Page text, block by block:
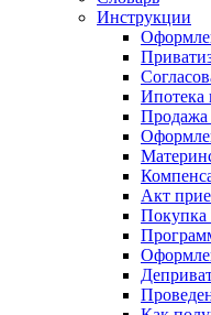
Инструкции
Ипотека
Продажа
Акт
Покупка